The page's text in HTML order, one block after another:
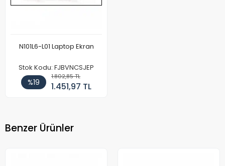
N101L6-L01 Laptop Ekran
Stok Kodu: FJBVNCSJEP
%19
1.802,85 TL
1.451,97 TL
Benzer Ürünler